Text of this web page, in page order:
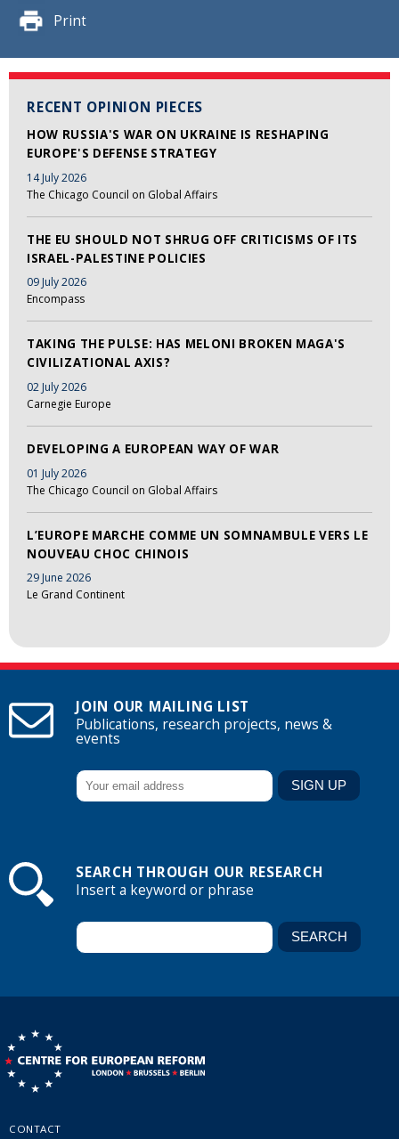
Print
RECENT OPINION PIECES
HOW RUSSIA'S WAR ON UKRAINE IS RESHAPING
EUROPE'S DEFENSE STRATEGY
14 July 2026
The Chicago Council on Global Affairs
THE EU SHOULD NOT SHRUG OFF CRITICISMS OF ITS
ISRAEL-PALESTINE POLICIES
09 July 2026
Encompass
TAKING THE PULSE: HAS MELONI BROKEN MAGA'S
CIVILIZATIONAL AXIS?
02 July 2026
Carnegie Europe
DEVELOPING A EUROPEAN WAY OF WAR
01 July 2026
The Chicago Council on Global Affairs
L’EUROPE MARCHE COMME UN SOMNAMBULE VERS LE
NOUVEAU CHOC CHINOIS
29 June 2026
Le Grand Continent
JOIN OUR MAILING LIST
Publications, research projects, news &
events
SEARCH THROUGH OUR RESEARCH
Insert a keyword or phrase
CONTACT